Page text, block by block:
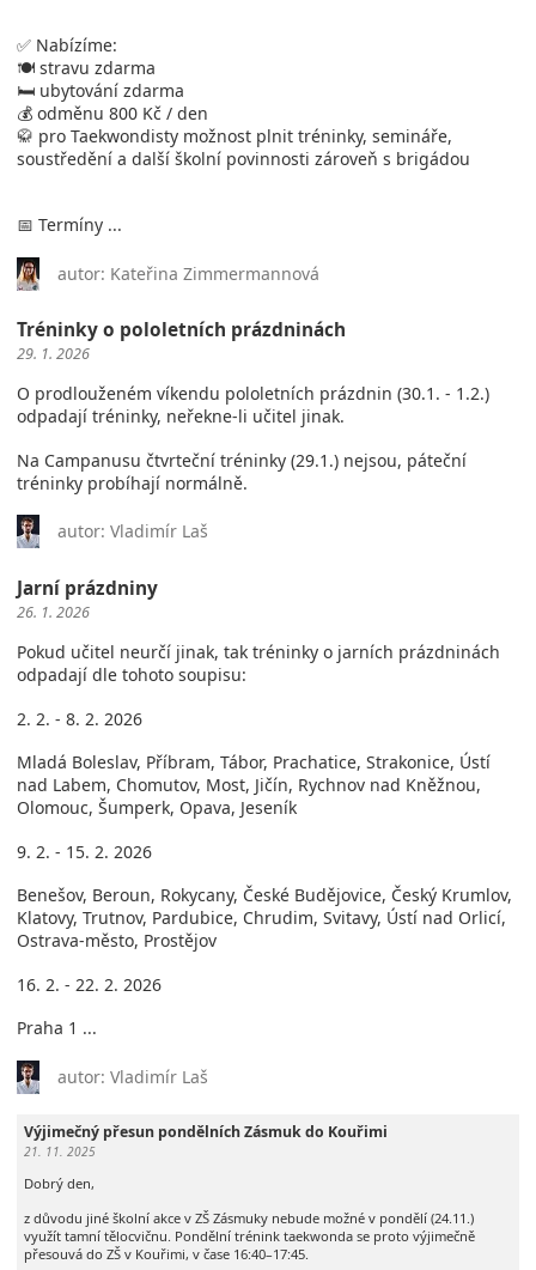
✅ Nabízíme:
🍽️ stravu zdarma
🛏️ ubytování zdarma
💰 odměnu 800 Kč / den
🥋 pro Taekwondisty možnost plnit tréninky, semináře,
soustředění a další školní povinnosti zároveň s brigádou
📅 Termíny ...
autor: Kateřina Zimmermannová
Tréninky o pololetních prázdninách
29. 1. 2026
O prodlouženém víkendu pololetních prázdnin (30.1. - 1.2.)
odpadají tréninky, neřekne-li učitel jinak.
Na Campanusu čtvrteční tréninky (29.1.) nejsou, páteční
tréninky probíhají normálně.
autor: Vladimír Laš
Jarní prázdniny
26. 1. 2026
Pokud učitel neurčí jinak, tak tréninky o jarních prázdninách
odpadají dle tohoto soupisu:
2. 2. - 8. 2. 2026
Mladá Boleslav, Příbram, Tábor, Prachatice, Strakonice, Ústí
nad Labem, Chomutov, Most, Jičín, Rychnov nad Kněžnou,
Olomouc, Šumperk, Opava, Jeseník
9. 2. - 15. 2. 2026
Benešov, Beroun, Rokycany, České Budějovice, Český Krumlov,
Klatovy, Trutnov, Pardubice, Chrudim, Svitavy, Ústí nad Orlicí,
Ostrava-město, Prostějov
16. 2. - 22. 2. 2026
Praha 1 ...
autor: Vladimír Laš
Výjimečný přesun pondělních Zásmuk do Kouřimi
21. 11. 2025
Dobrý den,
z důvodu jiné školní akce v ZŠ Zásmuky nebude možné v pondělí (24.11.)
využít tamní tělocvičnu. Pondělní trénink taekwonda se proto výjimečně
přesouvá do ZŠ v Kouřimi, v čase 16:40–17:45.